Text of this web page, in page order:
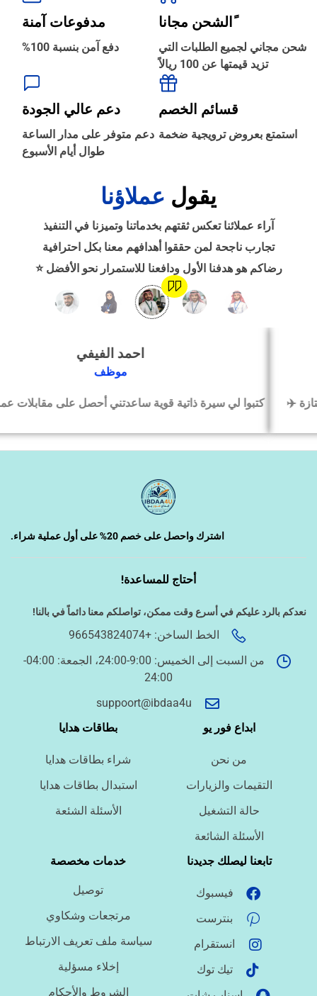
ًالشحن مجانا
شحن مجاني لجميع الطلبات التي
تزيد قيمتها عن 100 ريالاً
مدفوعات آمنة
دفع آمن بنسبة 100%
قسائم الخصم
استمتع بعروض ترويجية ضخمة
دعم عالي الجودة
دعم متوفر على مدار الساعة
طوال أيام الأسبوع
يقول عملاؤنا
آراء عملائنا تعكس ثقتهم بخدماتنا وتميزنا في التنفيذ
تجارب ناجحة لمن حققوا أهدافهم معنا بكل احترافية
رضاكم هو هدفنا الأول ودافعنا للاستمرار نحو الأفضل ⭐
احمد الفيفي
كتبوا لي سيرة ذاتية قوية ساعدتني أحصل على مقابلات عمل بسرعة
اشترك واحصل على خصم 20% على أول عملية شراء.
أحتاج للمساعدة!
نعدكم بالرد عليكم في أسرع وقت ممكن، تواصلكم معنا دائماً في بالنا!
الخط الساخن: +966543824074
من السبت إلى الخميس: 9:00-24:00، الجمعة: 04:00-
24:00
suppoort@ibdaa4u
ابداع فور يو
من نحن
التقيمات والزيارات
حالة التشغيل
الأسئلة الشائعة
بطاقات هدايا
شراء بطاقات هدايا
استبدال بطاقات هدايا
الأسئلة الشئعة
تابعنا ليصلك جديدنا
فيسبوك
بنترست
انستقرام
تيك توك
خدمات مخصصة
توصيل
مرتجعات وشكاوي
سياسة ملف تعريف الارتباط
إخلاء مسؤلية
الشروط والأحكام
الترجمة والبحوث ‹
الطباعة والأدوات المكتبية
حجز طيران ‹
الوظائف ‹
تصميم موقع/متجر/تطبيق
دراسة الجدوى وخطط المشاريع
الخدمات الإلكترونية الحكومية
ما نوع الملف؟
ما درجة الاستعجال؟
هل تحتاج تنسيقًا أو توثيق مراجع؟